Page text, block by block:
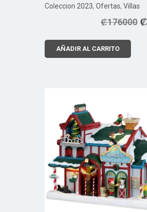
Coleccion 2023, Ofertas, Villas
₡176000 ₡
AÑADIR AL CARRITO